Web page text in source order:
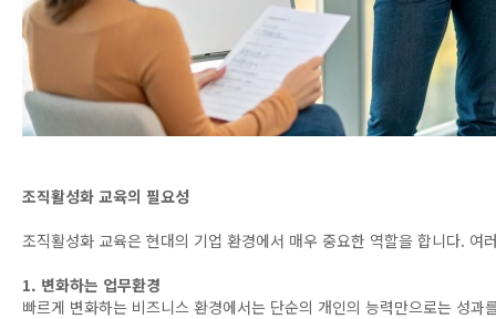
조직활성화 교육의 필요성
조직활성화 교육은 현대의 기업 환경에서 매우 중요한 역할을 합니다.
1. 변화하는 업무환경
빠르게 변화하는 비즈니스 환경에서는 단순의 개인의 능력만으로는 성